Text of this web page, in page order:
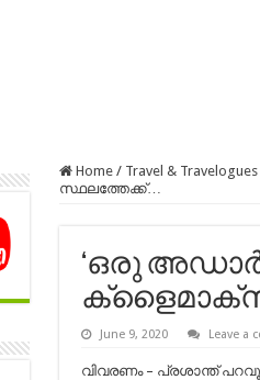
Home / Travel & Travelogues
സ്ഥലത്തേക്ക്…
‘ഒരു അഡാർ
ക്ളൈമാക്സ്
June 9, 2020 Leave a
വിവരണം – പ്രശാന്ത്